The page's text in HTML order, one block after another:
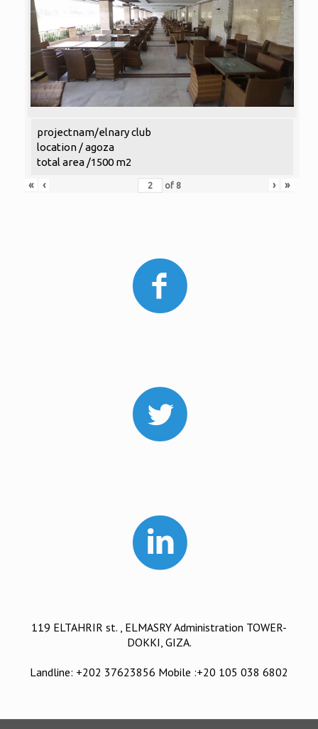
projectnam/elnary club
location / agoza
total area /1500 m2
«
‹ of 8 › »
119 ELTAHRIR st. , ELMASRY Administration TOWER-
DOKKI, GIZA.
Landline: +202 37623856 Mobile :+20 105 038 6802